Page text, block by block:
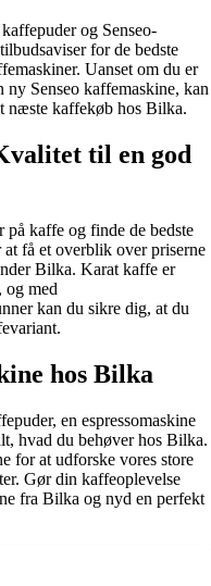
og Senseo-
for de bedste
Uanset om du er
ny Senseo kaffemaskine, kan
næste kaffekøb hos Bilka.
til en god
på kaffe og finde de bedste
få et overblik over priserne
Bilka. Karat kaffe er
og med
kan du sikre dig, at du
hos Bilka
en espressomaskine
hvad du behøver hos Bilka.
for at udforske vores store
Gør din kaffeoplevelse
fra Bilka og nyd en perfekt